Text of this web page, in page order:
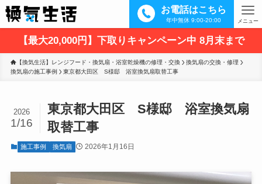
お電話はこちら
年中無休 9:00-20:00 メニュー
【最大20,000円】下取りキャンペーン中 8月末まで
【換気生活】レンジフード・換気扇・浴室乾燥機の修理・交換
換気扇の交換・修理
換気扇の施工事例
東京都大田区　S様邸　浴室換気扇取替工事
東京都大田区 S様邸 浴室換気扇
取替工事
2026
1/16
施工事例 換気扇 2026年1月16日